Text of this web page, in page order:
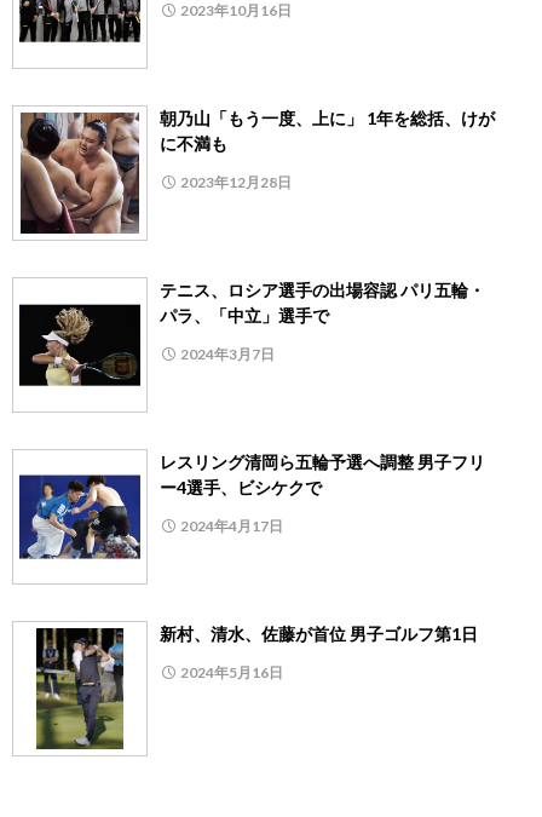
2023年10月16日
朝乃山「もう一度、上に」 1年を総括、けが
に不満も
2023年12月28日
テニス、ロシア選手の出場容認 パリ五輪・
パラ、「中立」選手で
2024年3月7日
レスリング清岡ら五輪予選へ調整 男子フリ
ー4選手、ビシケクで
2024年4月17日
新村、清水、佐藤が首位 男子ゴルフ第1日
2024年5月16日